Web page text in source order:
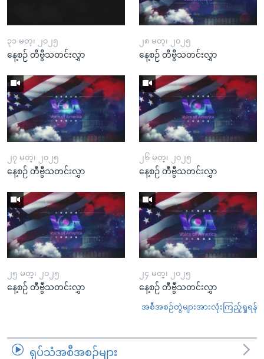
၃၁ မတ္၊ ၂၀၂၅
နေ့စဉ် တီဗွီသတင်းလွှာ
၂၈ မတ္၊ ၂၀၂၅
နေ့စဉ် တီဗွီသတင်းလွှာ
၂၇ မတ္၊ ၂၀၂၅
နေ့စဉ် တီဗွီသတင်းလွှာ
၂၆ မတ္၊ ၂၀၂၅
နေ့စဉ် တီဗွီသတင်းလွှာ
၂၅ မတ္၊ ၂၀၂၅
နေ့စဉ် တီဗွီသတင်းလွှာ
၂၄ မတ္၊ ၂၀၂၅
နေ့စဉ် တီဗွီသတင်းလွှာ
အစီအစဉ်တွဲများအားလုံးကြည့်ရှုရန်
ရုပ်သံအစီအစဉ်များ